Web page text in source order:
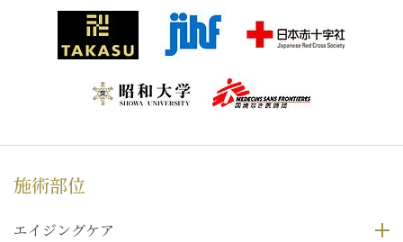
施術部位
エイジングケア